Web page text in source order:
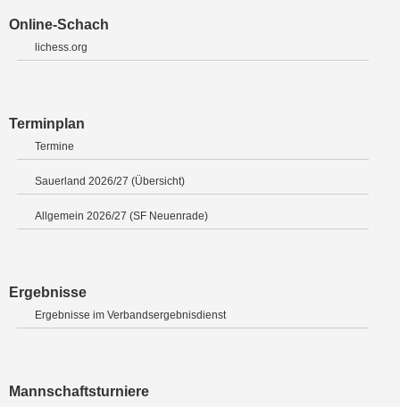
Online-Schach
lichess.org
Terminplan
Termine
Sauerland 2026/27 (Übersicht)
Allgemein 2026/27 (SF Neuenrade)
Ergebnisse
Ergebnisse im Verbandsergebnisdienst
Mannschaftsturniere